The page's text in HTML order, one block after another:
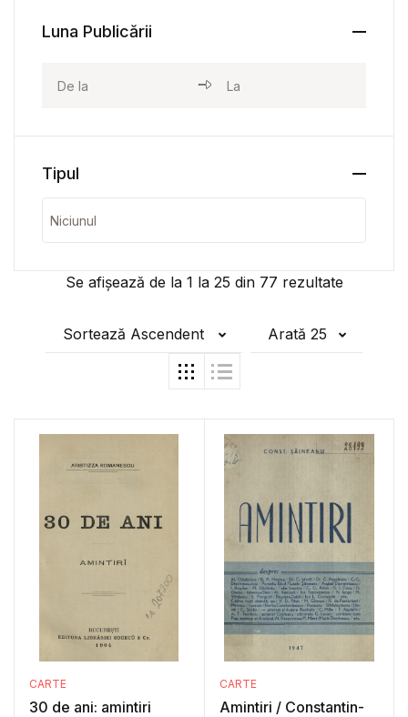
Se afișează de la 1 la 25 din 77 rezultate
Sortează Ascendent Arată 25
CARTE
30 de ani: amintiri
CARTE
Amintiri / Constantin-
Luna Publicării
Tipul